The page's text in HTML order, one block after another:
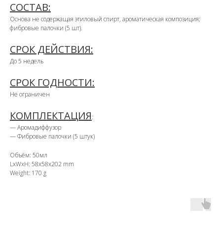
СОСТАВ:
Основа не содержащая этиловый спирт, ароматическая композиция;
фибровые палочки (5 шт).
СРОК ДЕЙСТВИЯ:
До 5 недель
СРОК ГОДНОСТИ:
Не ограничен
КОМПЛЕКТАЦИЯ:
— Аромадиффузор
— Фибровые палочки (5 штук)
Объём: 50мл
LxWxH: 58x58x202 mm
Weight: 170 g